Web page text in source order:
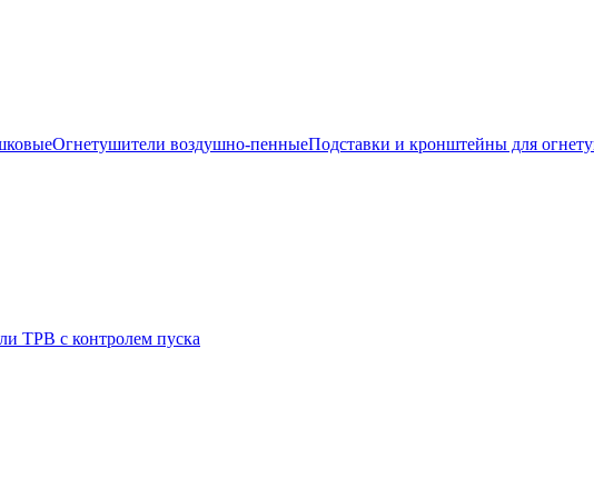
Огнетушители воздушно-пенныеПодставки и кронштейны для
ТРВ с контролем пуска